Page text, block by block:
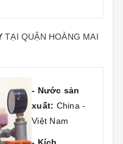
TẠI QUẬN HOÀNG MAI
- Nước sản
xuất: China -
Việt Nam